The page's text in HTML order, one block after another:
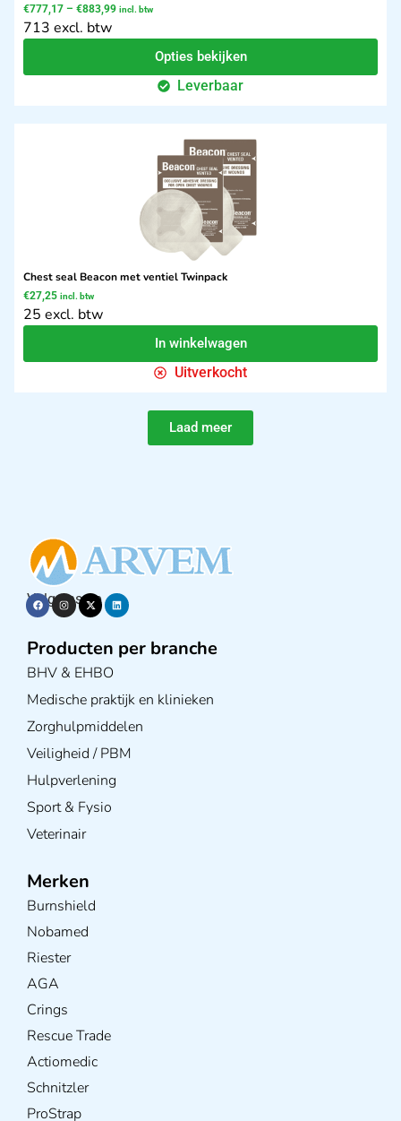
€777,17 – €883,99 incl. btw
713 excl. btw
Opties bekijken
Leverbaar
Chest seal Beacon met ventiel Twinpack
€27,25 incl. btw
25 excl. btw
In winkelwagen
Uitverkocht
Laad meer
Volg ons op
Producten per branche
BHV & EHBO
Medische praktijk en klinieken
Zorghulpmiddelen
Veiligheid / PBM
Hulpverlening
Sport & Fysio
Veterinair
Merken
Burnshield
Nobamed
Riester
AGA
Crings
Rescue Trade
Actiomedic
Schnitzler
ProStrap